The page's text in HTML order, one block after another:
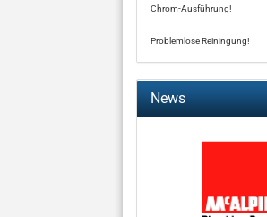
Chrom-Ausführung!
Problemlose Reiningung!
News